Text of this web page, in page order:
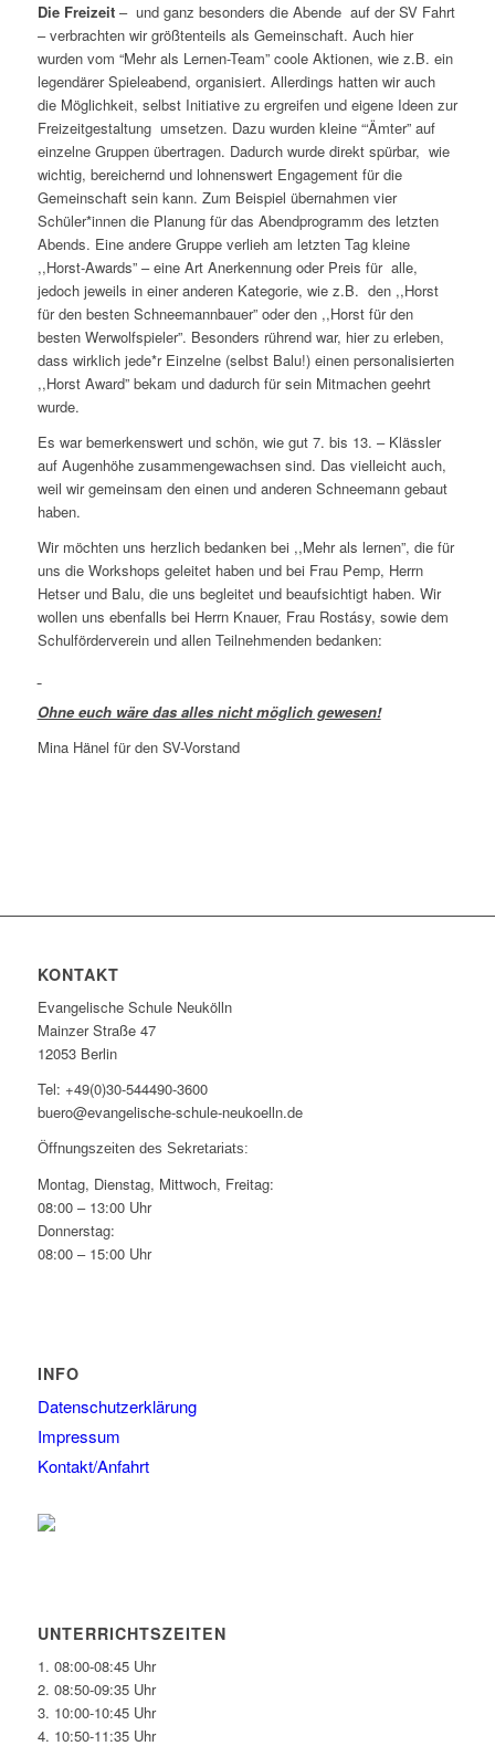
Die Freizeit – und ganz besonders die Abende auf der SV Fahrt
– verbrachten wir größtenteils als Gemeinschaft. Auch hier
wurden vom “Mehr als Lernen-Team” coole Aktionen, wie z.B. ein
legendärer Spieleabend, organisiert. Allerdings hatten wir auch
die Möglichkeit, selbst Initiative zu ergreifen und eigene Ideen zur
Freizeitgestaltung umsetzen. Dazu wurden kleine “‘Ämter” auf
einzelne Gruppen übertragen. Dadurch wurde direkt spürbar, wie
wichtig, bereichernd und lohnenswert Engagement für die
Gemeinschaft sein kann. Zum Beispiel übernahmen vier
Schüler*innen die Planung für das Abendprogramm des letzten
Abends. Eine andere Gruppe verlieh am letzten Tag kleine
,,Horst-Awards” – eine Art Anerkennung oder Preis für alle,
jedoch jeweils in einer anderen Kategorie, wie z.B. den ,,Horst
für den besten Schneemannbauer” oder den ,,Horst für den
besten Werwolfspieler”. Besonders rührend war, hier zu erleben,
dass wirklich jede*r Einzelne (selbst Balu!) einen personalisierten
,,Horst Award” bekam und dadurch für sein Mitmachen geehrt
wurde.
Es war bemerkenswert und schön, wie gut 7. bis 13. – Klässler
auf Augenhöhe zusammengewachsen sind. Das vielleicht auch,
weil wir gemeinsam den einen und anderen Schneemann gebaut
haben.
Wir möchten uns herzlich bedanken bei ,,Mehr als lernen”, die für
uns die Workshops geleitet haben und bei Frau Pemp, Herrn
Hetser und Balu, die uns begleitet und beaufsichtigt haben. Wir
wollen uns ebenfalls bei Herrn Knauer, Frau Rostásy, sowie dem
Schulförderverein und allen Teilnehmenden bedanken:
Ohne euch wäre das alles nicht möglich gewesen!
Mina Hänel für den SV-Vorstand
KONTAKT
Evangelische Schule Neukölln
Mainzer Straße 47
12053 Berlin
Tel: +49(0)30-544490-3600
buero@evangelische-schule-neukoelln.de
Öffnungszeiten des Sekretariats:
Montag, Dienstag, Mittwoch, Freitag:
08:00 – 13:00 Uhr
Donnerstag:
08:00 – 15:00 Uhr
INFO
Datenschutzerklärung
Impressum
Kontakt/Anfahrt
UNTERRICHTSZEITEN
1. 08:00-08:45 Uhr
2. 08:50-09:35 Uhr
3. 10:00-10:45 Uhr
4. 10:50-11:35 Uhr